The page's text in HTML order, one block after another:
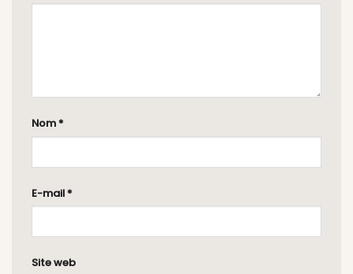
Nom *
E-mail *
Site web